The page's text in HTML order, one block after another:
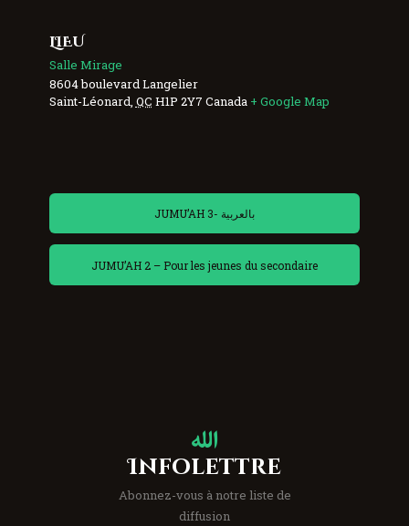
LIEU
Salle Mirage
8604 boulevard Langelier
Saint-Léonard QC H1P 2Y7 Canada + Google Map
JUMU’AH 3- بالعربية
JUMU’AH 2 – Pour les jeunes du secondaire
Infolettre
Abonnez-vous à notre liste de
diffusion